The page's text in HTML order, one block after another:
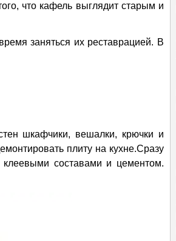
что кафель выглядит старым и
заняться их реставрацией. В
шкафчики, вешалки, крючки и
плиту на кухне.Сразу
составами и цементом.